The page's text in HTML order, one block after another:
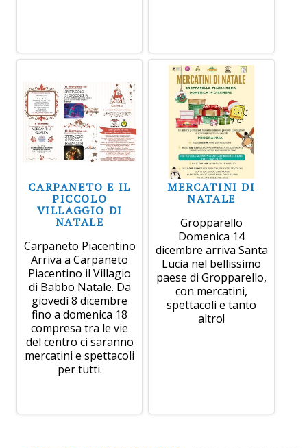
CARPANETO E IL
PICCOLO
VILLAGGIO DI
NATALE
Carpaneto Piacentino
Arriva a Carpaneto
Piacentino il Villagio
di Babbo Natale. Da
giovedì 8 dicembre
fino a domenica 18
compresa tra le vie
del centro ci saranno
mercatini e spettacoli
per tutti.
MERCATINI DI
NATALE
Gropparello
Domenica 14
dicembre arriva Santa
Lucia nel bellissimo
paese di Gropparello,
con mercatini,
spettacoli e tanto
altro!